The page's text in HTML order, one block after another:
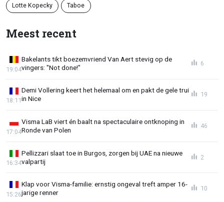
Lotte Kopecky Taboe
Meest recent
Bakelants tikt boezemvriend Van Aert stevig op de
vingers: "Not done!"
19:04
6
Demi Vollering keert het helemaal om en pakt de gele trui
in Nice
18:11
19
Visma LaB viert én baalt na spectaculaire ontknoping in
Ronde van Polen
17:04
46
Pellizzari slaat toe in Burgos, zorgen bij UAE na nieuwe
valpartij
16:34
2
Klap voor Visma-familie: ernstig ongeval treft amper 16-
jarige renner
15:26
10